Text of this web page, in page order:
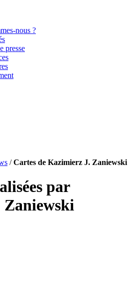
nous ?
presse
/Cartes de Kazimierz J. Zaniewski
par